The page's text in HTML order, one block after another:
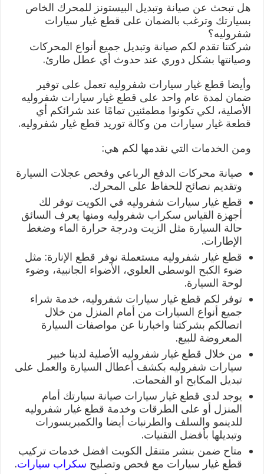
هل تبحث عن صيانة وتبديل البيستونز للمحرك الخاص
بسيارتك وترغب بالضمان على قطع غيار سيارات
شفروليه؟
شركتنا تقدم لكم صيانة وتبديل جميع أنواع المحركات
وصيانتها بشكل دوري عند حدوث أي عطل طارئ.
وأيضا قطع غيار سيارات شفروليه تعمل على توفير
ضمان لمدة عام واحد على قطع غيار سيارات شفروليه
الأصلية، لكي تكونوا مطمئنين تمامًا عند شرائكم أي
قطعة غيار سيارات من وكالة توريد قطع غيار شفروليه.
ومن الخدمات التي نقدمها لكم هي:
صيانة محركات الدفع الرباعي وفحص عجلات السيارة
وتقديم نصائح للحفاظ على المحرك.
قطع غيار سيارات شفروليه في الكويت توفر لك
أجهزة القياس سكراب شفروليه ومنها يعرف السائق
حالة السيارة مثل الزيت ودرجة حرارة الماء وضغط
الإطارات.
قطع غيار شفروليه مستعملة نوفر قطع الإنارة: مثل
ضوء الكبح الوسطى العلوي، الأضواء الجانبية، وضوء
لوحة السيارة.
توفر لكم قطع غيار سيارات شفروليه، خدمة شراء
جميع أنواع السيارات من أمام المنزل من خلال
اتصالكم بشركتنا واخبارنا عن مواصفات السيارة
المعروضة للبيع.
من خلال قطع غيار شفروليه الأصلية لدينا خبير
سيارات شفروليه بكشف أعطال السيارة والعمل على
تبديل المكابح او الفحمات.
يوجد لدى قطع غيار سيارات صيانة سيارتك أمام
المنزل أو على الطرقات وخدمة قطع غيار شفروليه
للدينمو والسلف والطرنبات أيضا والكمبريسورات
وتبديلها بأفضل التقنيات.
متاح ضمن بنشر متنقل الكويت افضل خدمات تركيب
قطع غيار سيارات مع فحص وتصليح سكراب سيارات.